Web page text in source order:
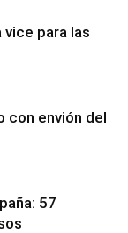
para las
con envión del
57